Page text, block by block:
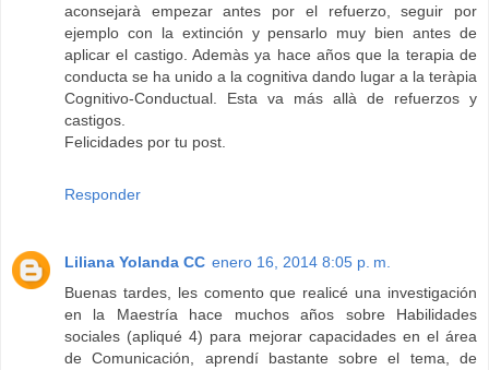
aconsejarà empezar antes por el refuerzo, seguir por
ejemplo con la extinción y pensarlo muy bien antes de
aplicar el castigo. Ademàs ya hace años que la terapia de
conducta se ha unido a la cognitiva dando lugar a la teràpia
Cognitivo-Conductual. Esta va más allà de refuerzos y
castigos.
Felicidades por tu post.
Responder
Liliana Yolanda CC enero 16, 2014 8:05 p. m.
Buenas tardes, les comento que realicé una investigación
en la Maestría hace muchos años sobre Habilidades
sociales (apliqué 4) para mejorar capacidades en el área
de Comunicación, aprendí bastante sobre el tema, de